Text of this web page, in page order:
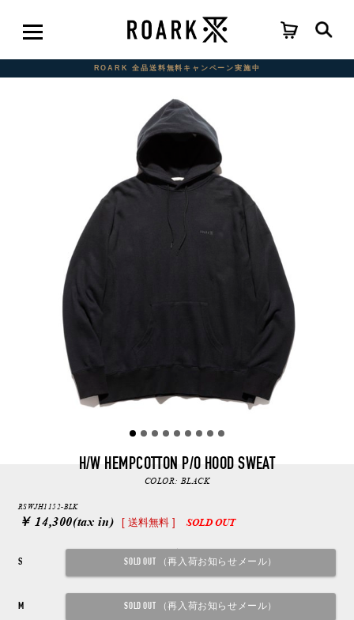
ROARK 全品送料無料キャンペーン実施中
H/W HEMPCOTTON P/O HOOD SWEAT
COLOR:BLACK
RSWJH1152-BLK
￥ 14,300(tax in) [ 送料無料 ] SOLD OUT
S
M